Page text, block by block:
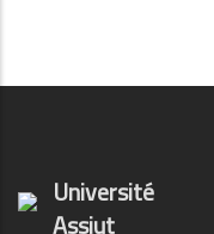
Université
Assiut